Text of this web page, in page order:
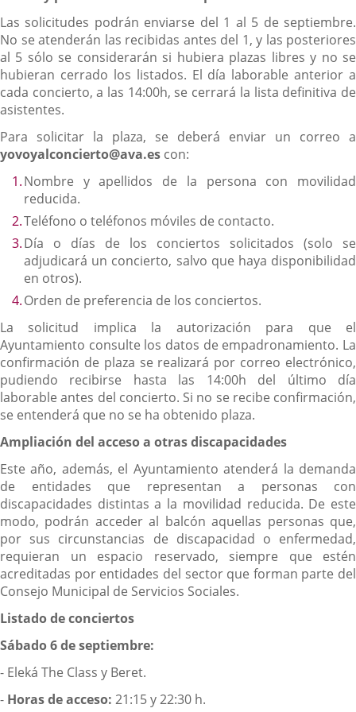
Las solicitudes podrán enviarse del 1 al 5 de septiembre.
No se atenderán las recibidas antes del 1, y las posteriores
al 5 sólo se considerarán si hubiera plazas libres y no se
hubieran cerrado los listados. El día laborable anterior a
cada concierto, a las 14:00h, se cerrará la lista definitiva de
asistentes.
Para solicitar la plaza, se deberá enviar un correo a
yovoyalconcierto@ava.es con:
Nombre y apellidos de la persona con movilidad
reducida.
Teléfono o teléfonos móviles de contacto.
Día o días de los conciertos solicitados (solo se
adjudicará un concierto, salvo que haya disponibilidad
en otros).
Orden de preferencia de los conciertos.
La solicitud implica la autorización para que el
Ayuntamiento consulte los datos de empadronamiento. La
confirmación de plaza se realizará por correo electrónico,
pudiendo recibirse hasta las 14:00h del último día
laborable antes del concierto. Si no se recibe confirmación,
se entenderá que no se ha obtenido plaza.
Ampliación del acceso a otras discapacidades
Este año, además, el Ayuntamiento atenderá la demanda
de entidades que representan a personas con
discapacidades distintas a la movilidad reducida. De este
modo, podrán acceder al balcón aquellas personas que,
por sus circunstancias de discapacidad o enfermedad,
requieran un espacio reservado, siempre que estén
acreditadas por entidades del sector que forman parte del
Consejo Municipal de Servicios Sociales.
Listado de conciertos
Sábado 6 de septiembre:
- Eleká The Class y Beret.
- Horas de acceso: 21:15 y 22:30 h.